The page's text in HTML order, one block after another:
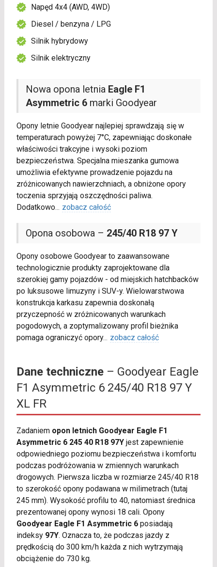
Nowa opona letnia Eagle F1
Asymmetric 6marki Goodyear
Opony letnie Goodyear najlepiej sprawdzają się w
temperaturach powyżej 7°C, zapewniając doskonałe
właściwości trakcyjne i wysoki poziom
bezpieczeństwa. Specjalna mieszanka gumowa
umożliwia efektywne prowadzenie pojazdu na
zróżnicowanych nawierzchniach, a obniżone opory
toczenia sprzyjają oszczędności paliwa.
Dodatkowo... zobacz całość
Opona osobowa – 245/40 R18 97 Y
Opony osobowe Goodyear to zaawansowane
technologicznie produkty zaprojektowane dla
szerokiej gamy pojazdów - od miejskich hatchbacków
po luksusowe limuzyny i SUV-y. Wielowarstwowa
konstrukcja karkasu zapewnia doskonałą
przyczepność w zróżnicowanych warunkach
pogodowych, a zoptymalizowany profil bieżnika
pomaga ograniczyć opory... zobacz całość
Napęd 4x4 (AWD, 4WD)
Diesel / benzyna / LPG
Silnik hybrydowy
Silnik elektryczny
Dane techniczne– Goodyear Eagle
F1 Asymmetric 6 245/40 R18 97 Y
XL FR
Zadaniem opon letnich Goodyear Eagle F1
Asymmetric 6 245 40 R18 97Yjest zapewnienie
odpowiedniego poziomu bezpieczeństwa i komfortu
podczas podróżowania w zmiennych warunkach
drogowych. Pierwsza liczba w rozmiarze 245/40 R18
to szerokość opony podawana w milimetrach (tutaj
245 mm). Wysokość profilu to 40, natomiast średnica
prezentowanej opony wynosi 18 cali. Opony
Goodyear Eagle F1 Asymmetric 6posiadają
indeksy 97Y. Oznacza to, że podczas jazdy z
prędkością do 300 km/h każda z nich wytrzymają
obciążenie do 730 kg.